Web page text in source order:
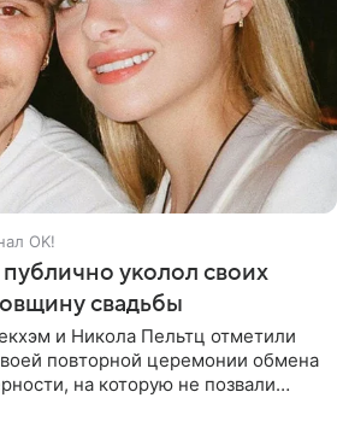
OK!
уколол своих
свадьбы
и Никола Пельтц отметили
повторной церемонии обмена
на которую не позвали